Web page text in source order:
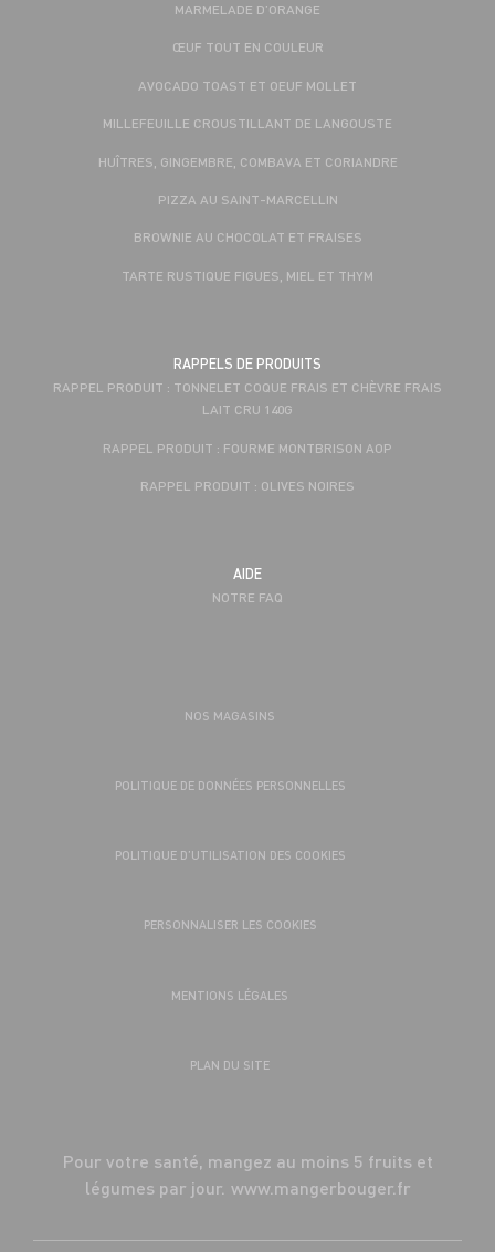
MARMELADE D’ORANGE
ŒUF TOUT EN COULEUR
AVOCADO TOAST ET OEUF MOLLET
MILLEFEUILLE CROUSTILLANT DE LANGOUSTE
HUÎTRES, GINGEMBRE, COMBAVA ET CORIANDRE
PIZZA AU SAINT-MARCELLIN
BROWNIE AU CHOCOLAT ET FRAISES
TARTE RUSTIQUE FIGUES, MIEL ET THYM
RAPPELS DE PRODUITS
RAPPEL PRODUIT : TONNELET COQUE FRAIS ET CHÈVRE FRAIS
LAIT CRU 140G
RAPPEL PRODUIT : FOURME MONTBRISON AOP
RAPPEL PRODUIT : OLIVES NOIRES
AIDE
NOTRE FAQ
NOS MAGASINS
POLITIQUE DE DONNÉES PERSONNELLES
POLITIQUE D’UTILISATION DES COOKIES
PERSONNALISER LES COOKIES
MENTIONS LÉGALES
PLAN DU SITE
Pour votre santé, mangez au moins 5 fruits et
légumes par jour. www.mangerbouger.fr